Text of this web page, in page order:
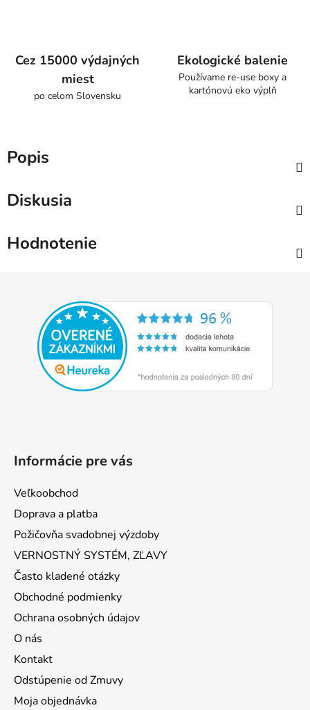
Cez 15000 výdajných
miest
po celom Slovensku
Ekologické balenie
Používame re-use boxy a
kartónovú eko výplň
Popis
Diskusia
Hodnotenie
Informácie pre vás
Veľkoobchod
Doprava a platba
Požičovňa svadobnej výzdoby
VERNOSTNÝ SYSTÉM, ZĽAVY
Často kladené otázky
Obchodné podmienky
Ochrana osobných údajov
O nás
Kontakt
Odstúpenie od Zmuvy
Moja objednávka